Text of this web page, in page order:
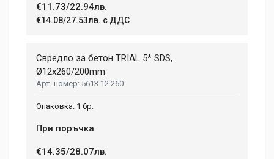
€11.73/22.94лв.
€14.08/27.53лв. с ДДС
Свредло за бетон TRIAL 5* SDS,
Ø12х260/200mm
5613 12 260
1 бр.
При поръчка
€14.35/28.07лв.